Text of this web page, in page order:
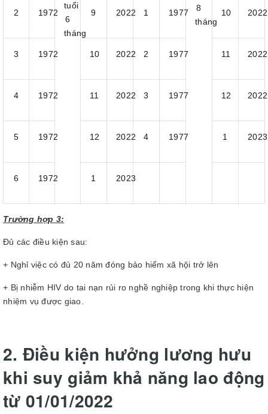
tuổi
6
tháng
8
tháng
2 1972 9 2022 1 1977 10 2022
3 1972 10 2022 2 1977 11 2022
4 1972 11 2022 3 1977 12 2022
5 1972 12 2022 4 1977 1 2023
6 1972 1 2023
Trường hợp 3:
Đủ các điều kiện sau:
+ Nghỉ việc có đủ 20 năm đóng bảo hiểm xã hội trở lên
+ Bị nhiễm HIV do tai nạn rủi ro nghề nghiệp trong khi thực hiện
nhiệm vụ được giao.
2. Điều kiện hưởng lương hưu
khi suy giảm khả năng lao động
từ 01/01/2022